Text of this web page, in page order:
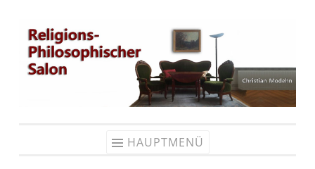
Zum
Inhalt
springen
HAUPTMENÜ